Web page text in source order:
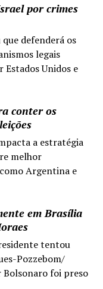
por crimes
defenderá os
legais
Unidos e
conter os
a estratégia
melhor
Argentina e
em Brasília
tentou
Pozzebom/
Bolsonaro foi preso